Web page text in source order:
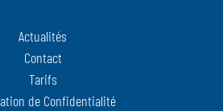
Actualités
Contact
Tarifs
de Confidentialité